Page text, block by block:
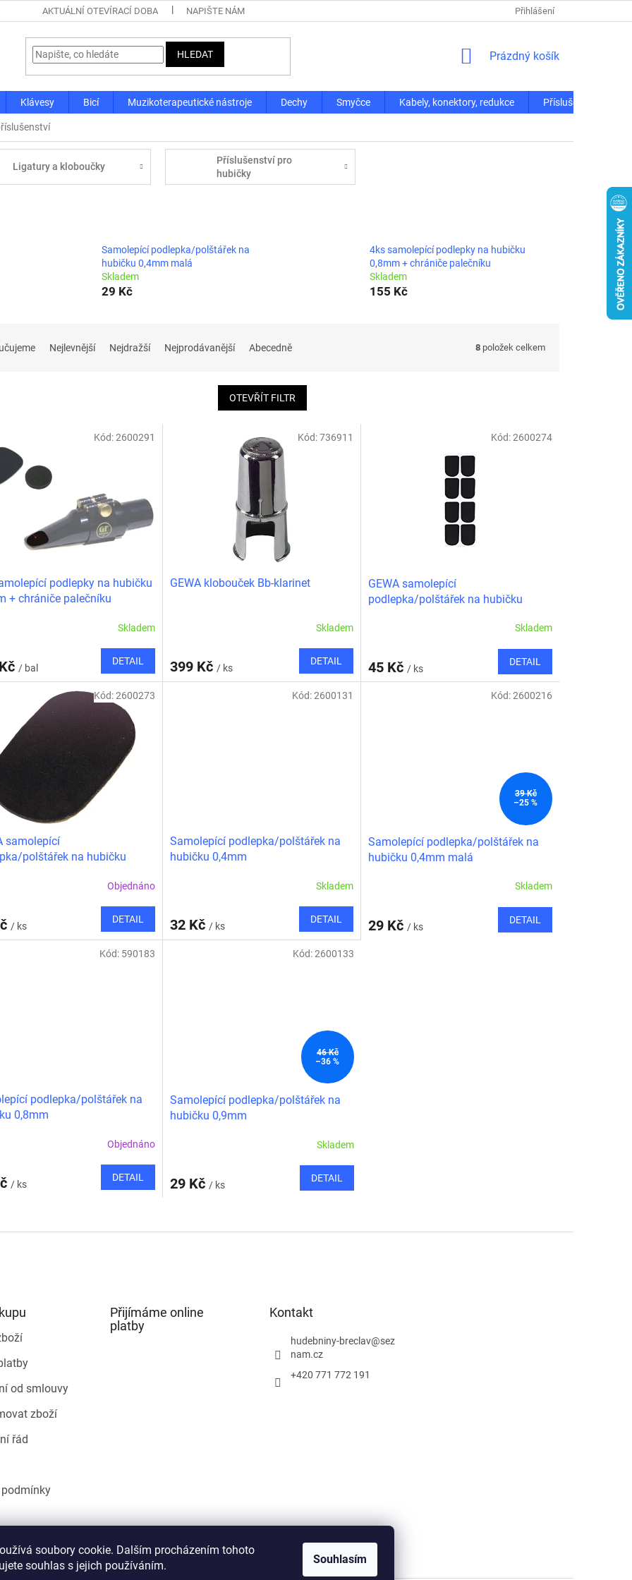
soubory cookie. Dalším procházením tohoto
souhlas s jejich používáním.
Souhlasím
AKTUÁLNÍ OTEVÍRACÍ DOBA NAPIŠTE NÁM Přihlášení
HLEDAT
NÁKUPNÍ
Prázdný košík
Klávesy Bicí Muzikoterapeutické nástroje Dechy Smyčce Kabely, konektory, redukce Příslušenství
Ligatury a kloboučky
Příslušenství pro
hubičky
Samolepící podlepka/polštářek na
hubičku 0,4mm malá
Skladem
29 Kč
4ks samolepící podlepky na hubičku
0,8mm + chrániče palečníku
Skladem
155 Kč
Nejlevnější Nejdražší Nejprodávanější Abecedně 8 položek celkem
OTEVŘÍT FILTR
podlepky na hubičku
+ chrániče palečníku
Skladem
/ bal
DETAIL
Kód:2600291
GEWA klobouček Bb-klarinet
Skladem
399 Kč / ks
DETAIL
Kód:736911
GEWA samolepící
podlepka/polštářek na hubičku
Skladem
45 Kč / ks
DETAIL
Kód:2600274
samolepící
polštářek na hubičku
Objednáno
/ ks
DETAIL
Kód:2600273
Samolepící podlepka/polštářek na
hubičku 0,4mm
Skladem
32 Kč / ks
DETAIL
Kód:2600131
39 Kč
–25 %
Samolepící podlepka/polštářek na
hubičku 0,4mm malá
Skladem
29 Kč / ks
DETAIL
Kód:2600216
podlepka/polštářek na
0,8mm
Objednáno
/ ks
DETAIL
Kód: 590183
46 Kč
–36 %
Samolepící podlepka/polštářek na
hubičku 0,9mm
Skladem
29 Kč / ks
DETAIL
Kód:2600133
v
od smlouvy
zboží
řád
Přijímáme online
platby
Kontakt
hudebniny-breclav@sez
nam.cz
+420 771 772 191
Heureka.cz